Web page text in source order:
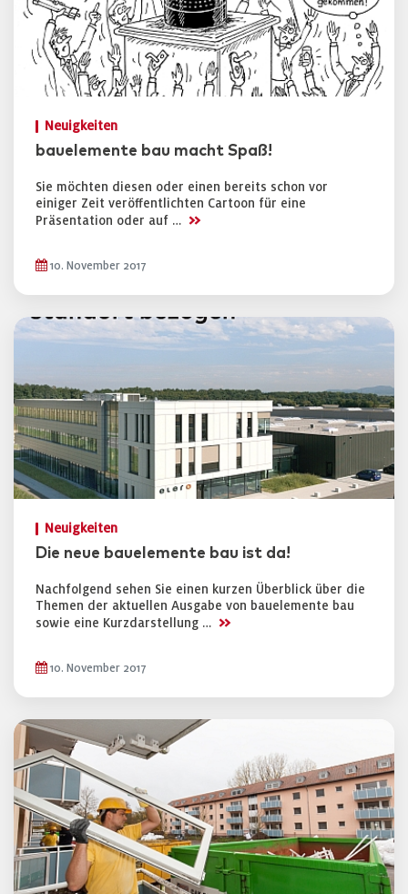
Neuigkeiten
bauelemente bau macht Spaß!
Sie möchten diesen oder einen bereits schon vor
einiger Zeit veröffentlichten Cartoon für eine
Präsentation oder auf … >>
10. November 2017
Neuigkeiten
Die neue bauelemente bau ist da!
Nachfolgend sehen Sie einen kurzen Überblick über die
Themen der aktuellen Ausgabe von bauelemente bau
sowie eine Kurzdarstellung … >>
10. November 2017